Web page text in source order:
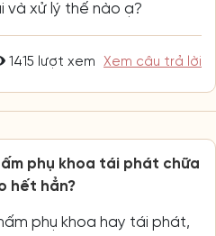
và xử lý thế nào ạ?
1415 lượt xem Xem câu trả lời
phụ khoa tái phát chữa
hết hẳn?
phụ khoa hay tái phát,